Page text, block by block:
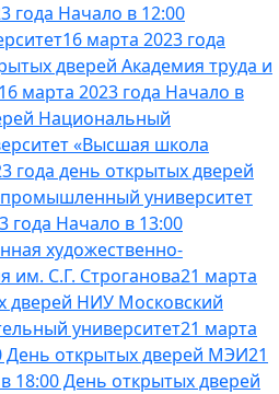
года Начало в 12:00
16 марта 2023 года
дверей Академия труда и
16 марта 2023 года Начало в
Национальный
«Высшая школа
года день открытых дверей
университет
года Начало в 13:00
художественно-
им. С.Г. Строганова21 марта
дверей НИУ Московский
университет21 марта
День открытых дверей МЭИ21
18:00 День открытых дверей